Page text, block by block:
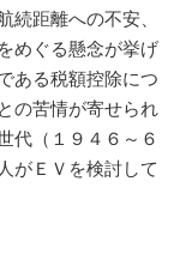
続距離への不安、
めぐる懸念が挙げ
ある税額控除につ
の苦情が寄せられ
代（１９４６～６
がＥＶを検討して